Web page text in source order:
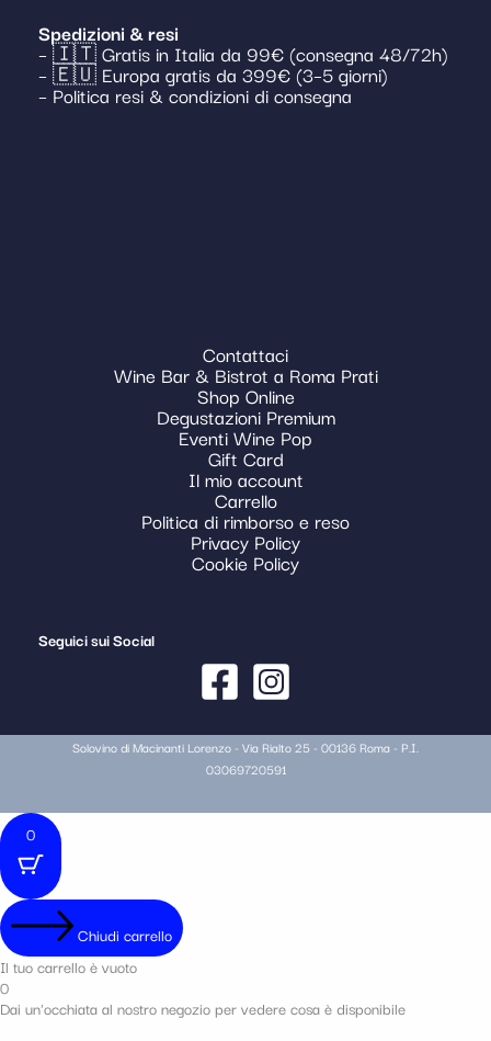
Spedizioni & resi
– 🇮🇹 Gratis in Italia da 99€ (consegna 48/72h)
– 🇪🇺 Europa gratis da 399€ (3–5 giorni)
– Politica resi & condizioni di consegna
Contattaci
Wine Bar & Bistrot a Roma Prati
Shop Online
Degustazioni Premium
Eventi Wine Pop
Gift Card
Il mio account
Carrello
Politica di rimborso e reso
Privacy Policy
Cookie Policy
Seguici sui Social
Solovino di Macinanti Lorenzo - Via Rialto 25 - 00136 Roma - P.I.
03069720591
0
Chiudi carrello
Il tuo carrello è vuoto
0
Dai un'occhiata al nostro negozio per vedere cosa è disponibile